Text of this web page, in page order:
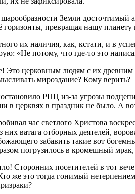
Земли досточтимый
горизонты, превращая нашу
их наличия, как, кстати, и в
«Не потому, что где-то это
Это церковным людям с их древним
мироздание? Кому верить?
РПЦ из-за угрозы
в церквях в праздник не было. А
час светлого Христова
ватага отборных деятелей,
забавить такие вот
разом погрузилось в кромешный
Сторонних посетителей в тот
же это тогда гонимый